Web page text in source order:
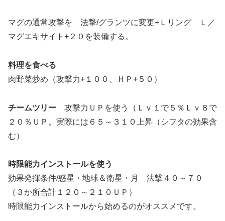
マグの通常攻撃を 法撃/グランツに変更+Ｌリング Ｌ／
マグエキサイト+２０を装備する。
料理を食べる
肉野菜炒め（攻撃力+１００、ＨＰ+５０）
チームツリー 攻撃力ＵＰを使う（Ｌｖ１で５％Ｌｖ８で
２０％ＵＰ。実際には６５～３１０上昇（シフタの効果含
む）
時限能力インストールを使う
効果発揮条件/惑星・地球＆衛星・月 法撃４０～７０
（３か所合計１２０～２１０ＵＰ）
時限能力インストールから始めるのがオススメです。